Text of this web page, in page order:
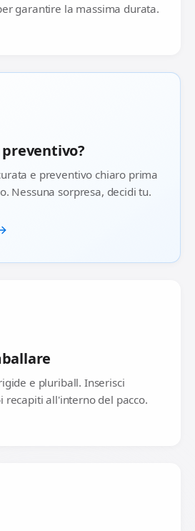
garantire la massima durata.
preventivo?
e preventivo chiaro prima
Nessuna sorpresa, decidi tu.
e pluriball. Inserisci
recapiti all'interno del pacco.